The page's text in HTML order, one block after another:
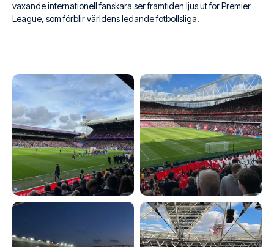
växande internationell fanskara ser framtiden ljus ut för Premier
League, som förblir världens ledande fotbollsliga.